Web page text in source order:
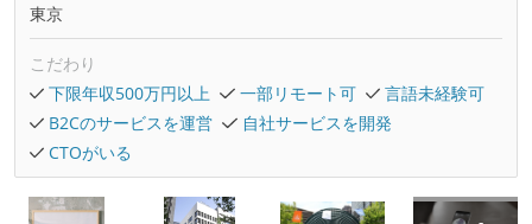
東京
こだわり
下限年収500万円以上
一部リモート可
言語未経験可
B2Cのサービスを運営
自社サービスを開発
CTOがいる